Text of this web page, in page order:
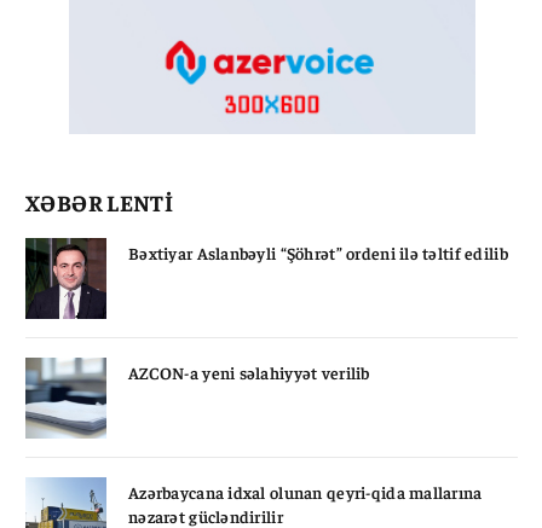
XƏBƏR LENTİ
Bəxtiyar Aslanbəyli “Şöhrət” ordeni ilə təltif edilib
AZCON-a yeni səlahiyyət verilib
Azərbaycana idxal olunan qeyri-qida mallarına
nəzarət gücləndirilir